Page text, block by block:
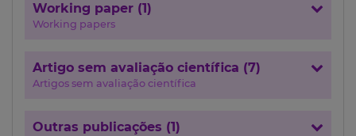
Working paper (1)
Working papers
Artigo sem avaliação científica (7)
Artigos sem avaliação científica
Outras publicações (1)